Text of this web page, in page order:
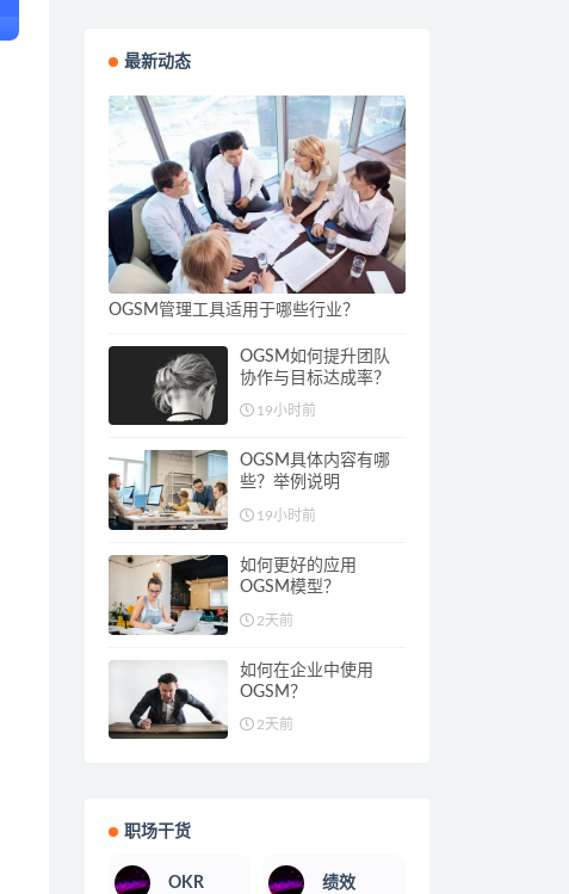
最新动态
OGSM管理工具适用于哪些行业？
OGSM如何提升团队
协作与目标达成率？
19小时前
OGSM具体内容有哪
些？举例说明
19小时前
如何更好的应用
OGSM模型？
2天前
如何在企业中使用
OGSM？
2天前
职场干货
OKR 绩效